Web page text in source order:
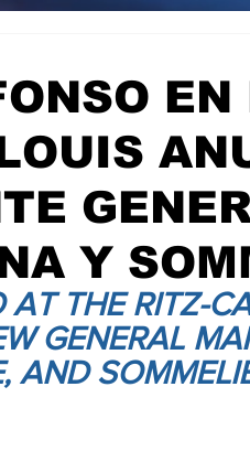
Y
THE RITZ-
GENERAL
AND